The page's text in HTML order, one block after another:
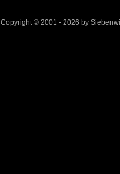
Copyright © 2001 - 2026 by